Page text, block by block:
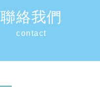
聯絡我們
contact